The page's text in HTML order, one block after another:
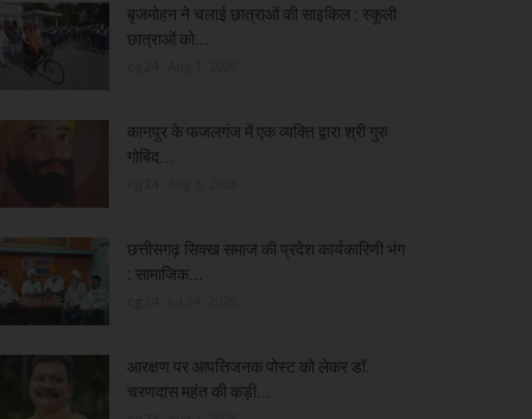
बृजमोहन ने चलाई छात्राओं की साइकिल : स्कूली
छात्राओं को...
कानपुर के फजलगंज में एक व्यक्ति द्वारा श्री गुरु
गोबिंद...
छत्तीसगढ़ सिक्ख समाज की प्रदेश कार्यकारिणी भंग
: सामाजिक...
आरक्षण पर आपत्तिजनक पोस्ट को लेकर डॉ.
चरणदास महंत की कड़ी...